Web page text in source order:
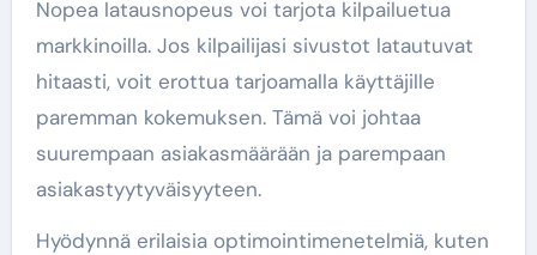
Nopea latausnopeus voi tarjota kilpailuetua
markkinoilla. Jos kilpailijasi sivustot latautuvat
hitaasti, voit erottua tarjoamalla käyttäjille
paremman kokemuksen. Tämä voi johtaa
suurempaan asiakasmäärään ja parempaan
asiakastyytyväisyyteen.
Hyödynnä erilaisia optimointimenetelmiä, kuten